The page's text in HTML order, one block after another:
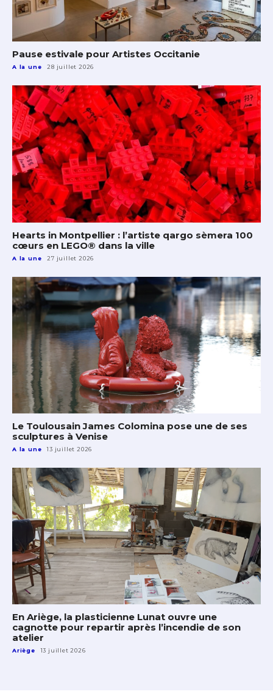
Pause estivale pour Artistes Occitanie
A la une 28 juillet 2026
Hearts in Montpellier : l’artiste qargo sèmera 100
cœurs en LEGO® dans la ville
A la une 27 juillet 2026
Le Toulousain James Colomina pose une de ses
sculptures à Venise
A la une 13 juillet 2026
En Ariège, la plasticienne Lunat ouvre une
cagnotte pour repartir après l’incendie de son
atelier
Ariège 13 juillet 2026